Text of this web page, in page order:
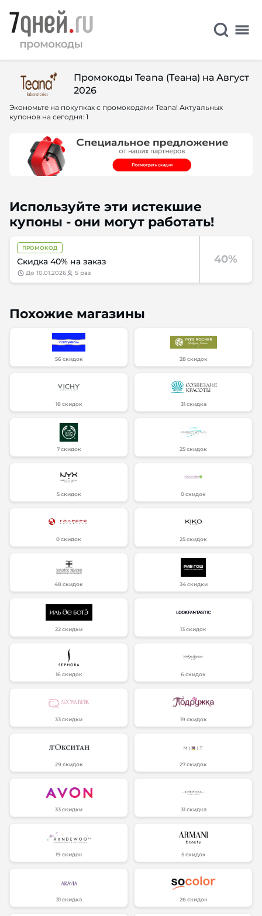
Промокоды Teana (Теана) на Август
2026
Экономьте на покупках с промокодами Teana! Актуальных
купонов на сегодня: 1
Используйте эти истекшие
купоны - они могут работать!
40%
ПРОМОКОД
Скидка 40% на заказ
до 10.01.2026 5 раз
Похожие магазины
56 скидок 28 скидок
18 скидок 31 скидка
7 скидок 25 скидок
5 скидок 0 скидок
0 скидок 25 скидок
48 скидок 34 скидки
22 скидки 13 скидок
16 скидок 6 скидок
33 скидки 19 скидок
29 скидок 27 скидок
33 скидки 31 скидка
19 скидок 5 скидок
31 скидка 26 скидок